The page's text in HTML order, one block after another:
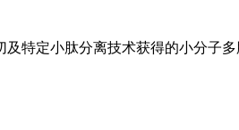
特定小肽分离技术获得的小分子